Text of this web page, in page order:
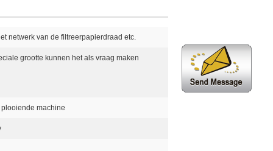
netwerk van de filtreerpapierdraad etc.
grootte kunnen het als vraag maken
machine